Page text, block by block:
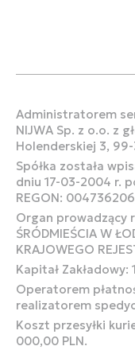
Administratorem
NIJWA Sp. z o.o. z
Holenderskiej 3,
Spółka została
dniu 17-03-2004 r.
REGON:
Organ prowadzący
ŚRÓDMIEŚCIA W
KRAJOWEGO
Kapitał Zakładowy:
Operatorem
realizatorem
Koszt przesyłki
000,00 PLN.